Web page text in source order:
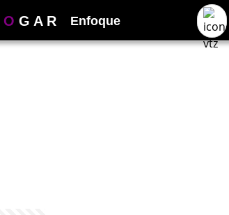
O G A R Enfoque